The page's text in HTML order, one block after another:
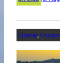
Charter,